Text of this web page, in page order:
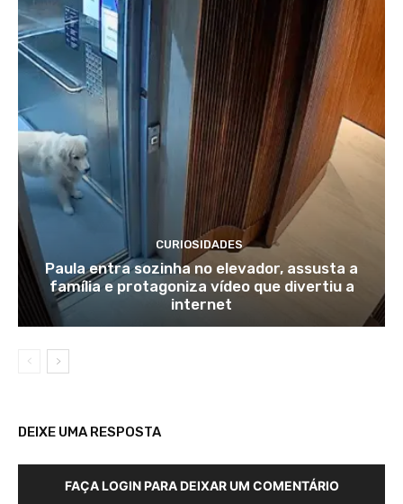
CURIOSIDADES
Paula entra sozinha no elevador, assusta a
família e protagoniza vídeo que divertiu a
internet
DEIXE UMA RESPOSTA
FAÇA LOGIN PARA DEIXAR UM COMENTÁRIO